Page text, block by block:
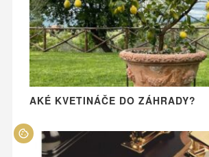
AKÉ KVETINÁČE DO ZÁHRADY?